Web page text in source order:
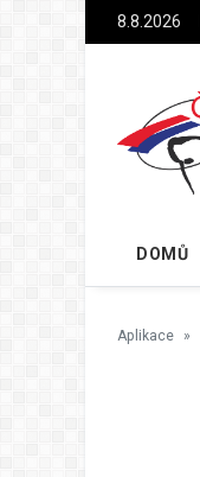
Na hlavní obsah8.8.2026
DOMŮ
Aplikace